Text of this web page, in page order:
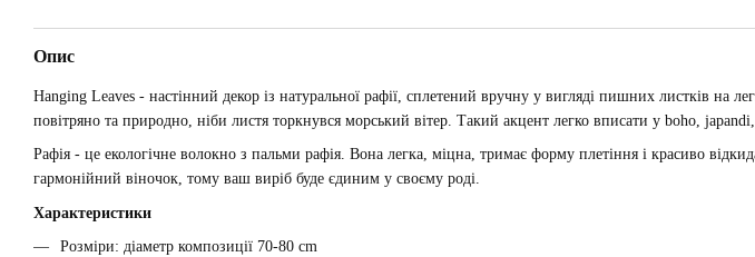
Опис
Hanging Leaves - настінний декор із натуральної рафії, сплетений вручну у вигляді пишних листків
повітряно та природно, ніби листя торкнувся морський вітер. Такий акцент легко вписати у boho,
Рафія - це екологічне волокно з пальми рафія. Вона легка, міцна, тримає форму плетіння і красиво
гармонійний віночок, тому ваш виріб буде єдиним у своєму роді.
Характеристики
Розміри: діаметр композиції 70-80 cm